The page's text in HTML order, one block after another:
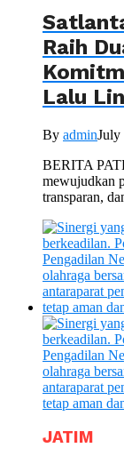
Raih
Lalu
By adminJuly
BERITA
mewujudkan
transparan,
JATIM